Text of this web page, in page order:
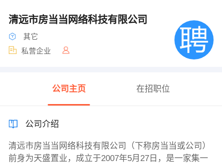
清远市房当当网络科技有限公司
其它
私营企业
公司主页 在招职位
公司介绍
清远市房当当网络科技有限公司（下称房当当或公司）
前身为天盛置业，成立于2007年5月27日，是一家集一